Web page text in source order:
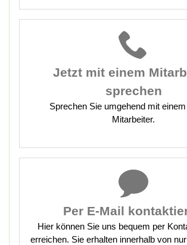
Jetzt mit einem
sprechen
Sprechen Sie umgehend mit
Mitarbeiter.
Per E-Mail
Hier können Sie uns bequem per
erreichen. Sie erhalten innerhalb von